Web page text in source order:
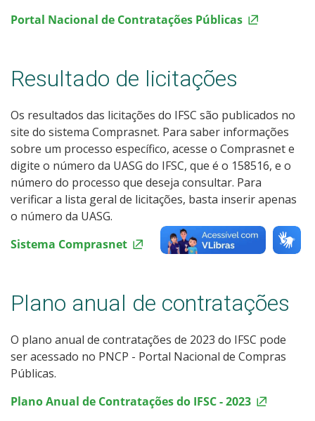
Portal Nacional de Contratações Públicas
Resultado de licitações
Os resultados das licitações do IFSC são publicados no
site do sistema Comprasnet. Para saber informações
sobre um processo específico, acesse o Comprasnet e
digite o número da UASG do IFSC, que é o 158516, e o
número do processo que deseja consultar. Para
verificar a lista geral de licitações, basta inserir apenas
o número da UASG.
Sistema Comprasnet
Plano anual de contratações
O plano anual de contratações de 2023 do IFSC pode
ser acessado no PNCP - Portal Nacional de Compras
Públicas.
Plano Anual de Contratações do IFSC - 2023